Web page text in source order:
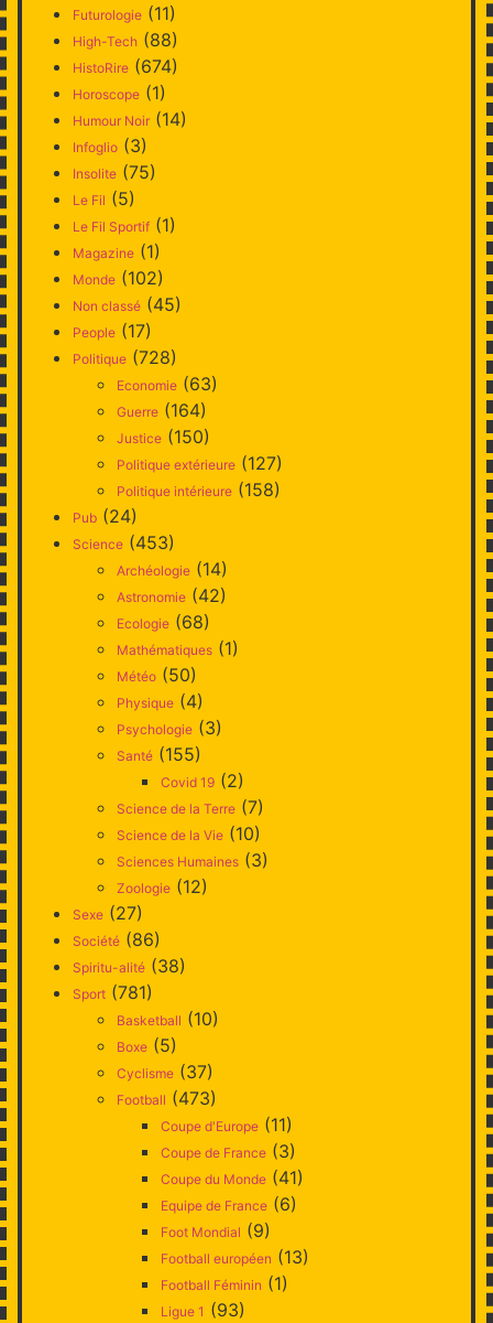
Futurologie (11)
High-Tech (88)
HistoRire (674)
Horoscope (1)
Humour Noir (14)
Infoglio (3)
Insolite (75)
Le Fil (5)
Le Fil Sportif (1)
Magazine (1)
Monde (102)
Non classé (45)
People (17)
Politique (728)
Economie (63)
Guerre (164)
Justice (150)
Politique extérieure (127)
Politique intérieure (158)
Pub (24)
Science (453)
Archéologie (14)
Astronomie (42)
Ecologie (68)
Mathématiques (1)
Météo (50)
Physique (4)
Psychologie (3)
Santé (155)
Covid 19 (2)
Science de la Terre (7)
Science de la Vie (10)
Sciences Humaines (3)
Zoologie (12)
Sexe (27)
Société (86)
Spiritu-alité (38)
Sport (781)
Basketball (10)
Boxe (5)
Cyclisme (37)
Football (473)
Coupe d'Europe (11)
Coupe de France (3)
Coupe du Monde (41)
Equipe de France (6)
Foot Mondial (9)
Football européen (13)
Football Féminin (1)
Ligue 1 (93)